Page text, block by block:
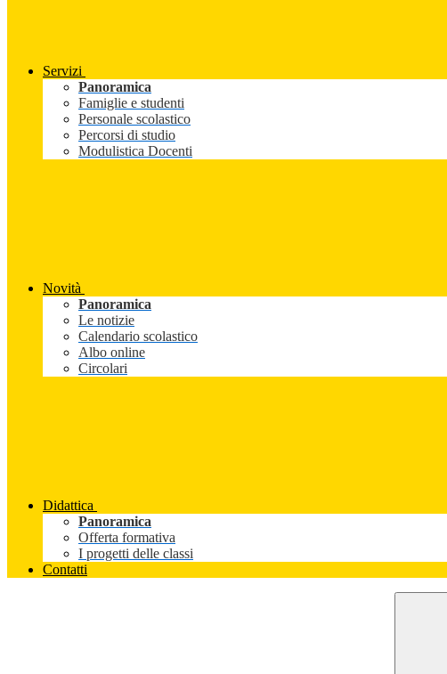
Servizi
Panoramica
Famiglie e studenti
Personale scolastico
Percorsi di studio
Modulistica Docenti
Novità
Panoramica
Le notizie
Calendario scolastico
Albo online
Circolari
Didattica
Panoramica
Offerta formativa
I progetti delle classi
Contatti